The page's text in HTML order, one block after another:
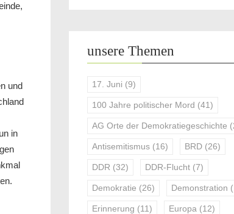
und
in
unsere Themen
17. Juni (9)
100 Jahre politischer Mord (41)
AG Orte der Demokratiegeschichte
Antisemitismus (16) BRD (26)
DDR (32) DDR-Flucht (7)
Demokratie (26) Demonstration
Erinnerung (11) Europa (12)